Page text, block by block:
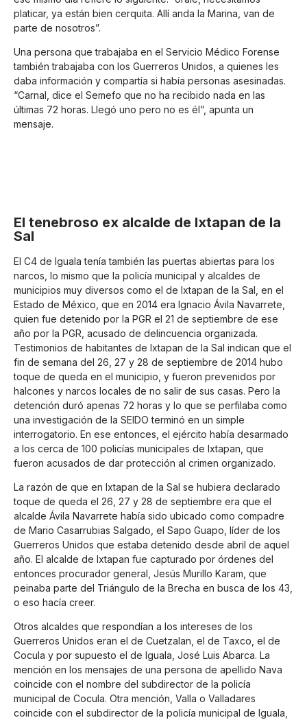
platicar, ya están bien cerquita. Allí anda la Marina, van de
parte de nosotros”.
Una persona que trabajaba en el Servicio Médico Forense
también trabajaba con los Guerreros Unidos, a quienes les
daba información y compartía si había personas asesinadas.
“Carnal, dice el Semefo que no ha recibido nada en las
últimas 72 horas. Llegó uno pero no es él”, apunta un
mensaje.
El tenebroso ex alcalde de Ixtapan de la
Sal
El C4 de Iguala tenía también las puertas abiertas para los
narcos, lo mismo que la policía municipal y alcaldes de
municipios muy diversos como el de Ixtapan de la Sal, en el
Estado de México, que en 2014 era Ignacio Ávila Navarrete,
quien fue detenido por la PGR el 21 de septiembre de ese
año por la PGR, acusado de delincuencia organizada.
Testimonios de habitantes de Ixtapan de la Sal indican que el
fin de semana del 26, 27 y 28 de septiembre de 2014 hubo
toque de queda en el municipio, y fueron prevenidos por
halcones y narcos locales de no salir de sus casas. Pero la
detención duró apenas 72 horas y lo que se perfilaba como
una investigación de la SEIDO terminó en un simple
interrogatorio. En ese entonces, el ejército había desarmado
a los cerca de 100 policías municipales de Ixtapan, que
fueron acusados de dar protección al crimen organizado.
La razón de que en Ixtapan de la Sal se hubiera declarado
toque de queda el 26, 27 y 28 de septiembre era que el
alcalde Ávila Navarrete había sido ubicado como compadre
de Mario Casarrubias Salgado, el Sapo Guapo, líder de los
Guerreros Unidos que estaba detenido desde abril de aquel
año. El alcalde de Ixtapan fue capturado por órdenes del
entonces procurador general, Jesús Murillo Karam, que
peinaba parte del Triángulo de la Brecha en busca de los 43,
o eso hacía creer.
Otros alcaldes que respondían a los intereses de los
Guerreros Unidos eran el de Cuetzalan, el de Taxco, el de
Cocula y por supuesto el de Iguala, José Luis Abarca. La
mención en los mensajes de una persona de apellido Nava
coincide con el nombre del subdirector de la policía
municipal de Cocula. Otra mención, Valla o Valladares
coincide con el subdirector de la policía municipal de Iguala,